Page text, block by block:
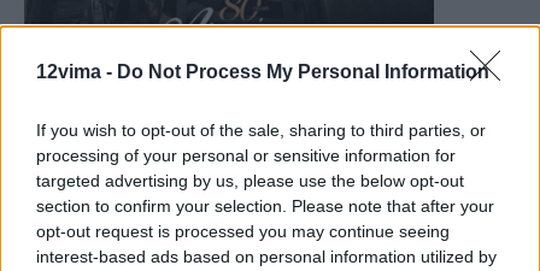
12vima - Do Not Process My Personal Information
If you wish to opt-out of the sale, sharing to third parties, or
processing of your personal or sensitive information for
targeted advertising by us, please use the below opt-out
section to confirm your selection. Please note that after your
opt-out request is processed you may continue seeing
interest-based ads based on personal information utilized by